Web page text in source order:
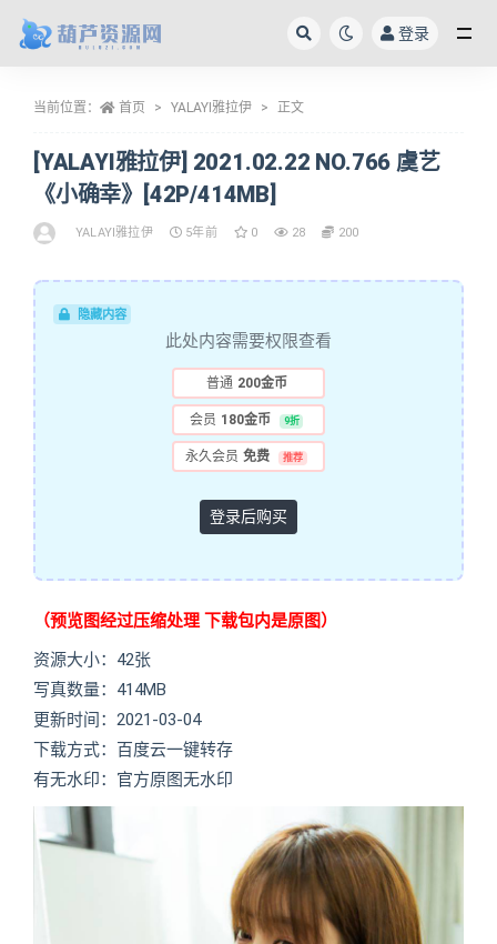
登录
当前位置： 首页 YALAYI雅拉伊 正文
[YALAYI雅拉伊] 2021.02.22 NO.766 虞艺
《小确幸》[42P/414MB]
YALAYI雅拉伊 5年前 0 28 200
隐藏内容
此处内容需要权限查看
普通 200金币
会员 180金币 9折
永久会员 免费 推荐
登录后购买
（预览图经过压缩处理 下载包内是原图）
资源大小：42张
写真数量：414MB
更新时间：2021-03-04
下载方式：百度云一键转存
有无水印：官方原图无水印